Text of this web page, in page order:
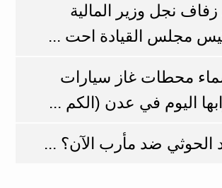
نجل وزير المالية
مجلس القيادة احت ...
محطات غاز سيارات
اليوم في عدن (الكم ...
الحوثي ضد مأرب الآن؟ ...